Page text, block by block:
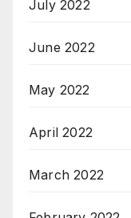
July 2022
June 2022
May 2022
April 2022
March 2022